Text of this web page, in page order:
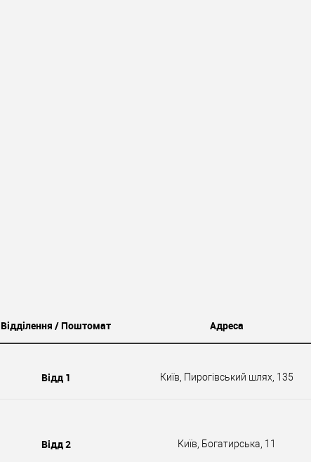
Відділення / Поштомат Адреса
Відд 1 Київ, Пирогівський шлях, 135
Відд 2 Київ, Богатирська, 11